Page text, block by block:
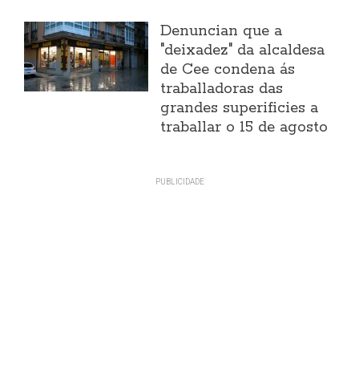
Denuncian que a
"deixadez" da alcaldesa
de Cee condena ás
traballadoras das
grandes superificies a
traballar o 15 de agosto